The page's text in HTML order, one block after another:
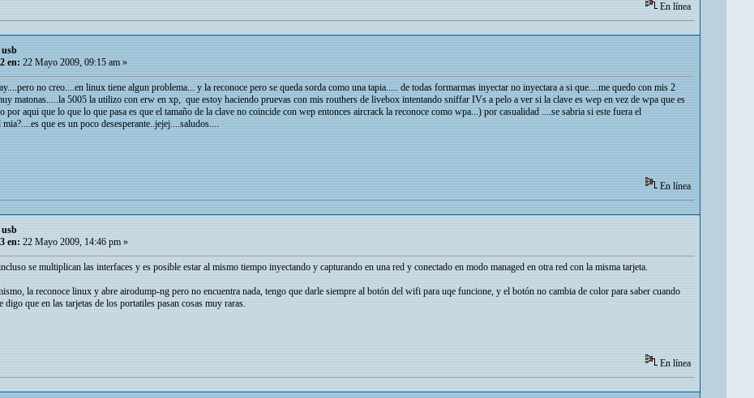
En línea
usb
en:22 Mayo 2009, 09:15 am »
no creo....en linux tiene algun problema... y la reconoce pero se queda sorda como una tapia..... de todas formarmas inyectar no inyectara a si que....me quedo con mis 2
matonas.....la 5005 la utilizo con erw en xp, que estoy haciendo pruevas con mis routhers de livebox intentando sniffar IVs a pelo a ver si la clave es wep en vez de wpa que es
por aqui que lo que lo que pasa es que el tamaño de la clave no coincide con wep entonces aircrack la reconoce como wpa...) por casualidad ....se sabria si este fuera el
que es un poco desesperante..jejej....saludos....
En línea
usb
en: 22 Mayo 2009, 14:46 pm »
se multiplican las interfaces y es posible estar al mismo tiempo inyectando y capturando en una red y conectado en modo managed en otra red con la misma tarjeta.
la reconoce linux y abre airodump-ng pero no encuentra nada, tengo que darle siempre al botón del wifi para uqe funcione, y el botón no cambia de color para saber cuando
digo que en las tarjetas de los portatiles pasan cosas muy raras.
En línea